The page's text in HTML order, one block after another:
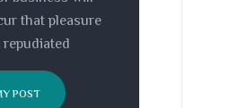
that pleasure
POST